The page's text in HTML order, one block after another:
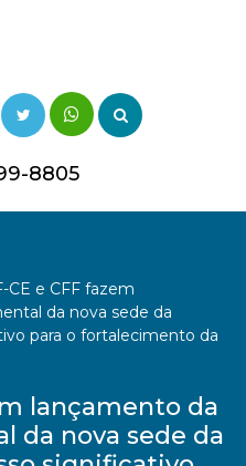
8805
CE e CFF fazem
da nova sede da
para o fortalecimento da
lançamento da
da nova sede da